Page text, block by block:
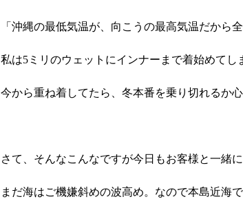
「沖縄の最低気温が、向こうの最高気温だから
私は5ミリのウェットにインナーまで着始めてし
今から重ね着してたら、冬本番を乗り切れるか
さて、そんなこんなですが今日もお客様と一緒
まだ海はご機嫌斜めの波高め。なので本島近海